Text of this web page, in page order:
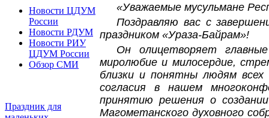
Новости ЦДУМ
России
Новости РДУМ
Новости РИУ
ЦДУМ России
Обзор СМИ
Праздник для
«Уважаемые мусульмане
Поздравляю вас с
праздником «Ураза-Байрам»!
Он олицетворяет
миролюбие и милосердие,
близки и понятны людям всех
согласия в нашем
принятию решения о
Магометанского духовного